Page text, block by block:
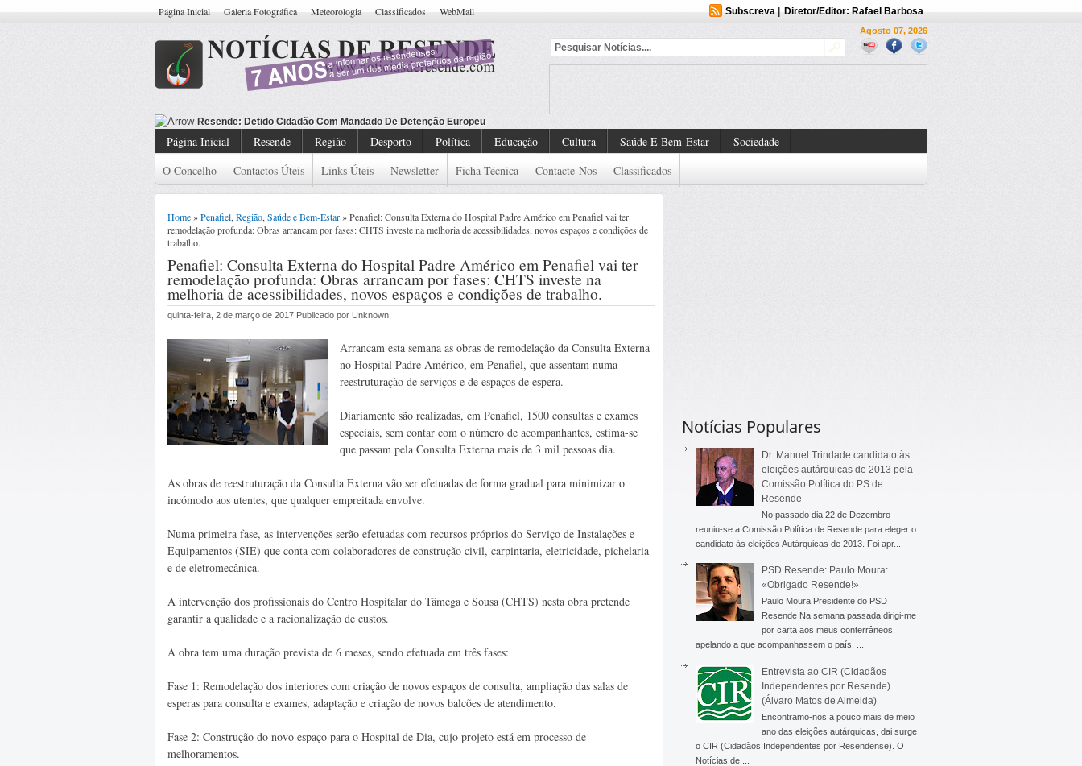
Página Inicial Galeria Fotográfica Meteorologia Classificados WebMail Subscreva| Diretor/Editor: Rafael Barbosa
Agosto 07, 2026
Resende: Casal
Página Inicial Resende Região Desporto Política Educação Cultura Saúde E Bem-Estar
Sociedade
O Concelho
Contactos Úteis Links Úteis Newsletter Ficha Técnica Contacte-Nos Classificados
Home»Penafiel Região Saúde e Bem-Estar» Penafiel: Consulta Externa do Hospital Padre Américo em Penafiel vai ter
remodelação profunda: Obras arrancam por fases: CHTS investe na melhoria de acessibilidades, novos espaços e condições de
trabalho.
Penafiel: Consulta Externa do Hospital Padre Américo em Penafiel vai ter
remodelação profunda: Obras arrancam por fases: CHTS investe na
melhoria de acessibilidades, novos espaços e condições de trabalho.
quinta-feira, 2 de março de 2017 Publicado por Unknown
Arrancam esta semana as obras de remodelação da Consulta Externa
no Hospital Padre Américo, em Penafiel, que assentam numa
reestruturação de serviços e de espaços de espera.
Diariamente são realizadas, em Penafiel, 1500 consultas e exames
especiais, sem contar com o número de acompanhantes, estima-se
que passam pela Consulta Externa mais de 3 mil pessoas dia.
As obras de reestruturação da Consulta Externa vão ser efetuadas de forma gradual para minimizar o
incómodo aos utentes, que qualquer empreitada envolve.
Numa primeira fase, as intervenções serão efetuadas com recursos próprios do Serviço de Instalações e
Equipamentos (SIE) que conta com colaboradores de construção civil, carpintaria, eletricidade, pichelaria
e de eletromecânica.
A intervenção dos profissionais do Centro Hospitalar do Tâmega e Sousa (CHTS) nesta obra pretende
garantir a qualidade e a racionalização de custos.
A obra tem uma duração prevista de 6 meses, sendo efetuada em três fases:
Fase 1: Remodelação dos interiores com criação de novos espaços de consulta, ampliação das salas de
esperas para consulta e exames, adaptação e criação de novos balcões de atendimento.
Fase 2: Construção do novo espaço para o Hospital de Dia, cujo projeto está em processo de
melhoramentos.
Notícias Populares
Dr. Manuel Trindade candidato às
eleições autárquicas de 2013 pela
Comissão Política do PS de
Resende
No passado dia 22 de Dezembro
reuniu-se a Comissão Política de Resende para eleger o
candidato às eleições Autárquicas de 2013. Foi apr...
PSD Resende: Paulo Moura:
«Obrigado Resende!»
Paulo Moura Presidente do PSD
Resende Na semana passada dirigi-me
por carta aos meus conterrâneos,
apelando a que acompanhassem o país, ...
Entrevista ao CIR (Cidadãos
Independentes por Resende)
(Álvaro Matos de Almeida)
Encontramo-nos a pouco mais de meio
ano das eleições autárquicas, dai surge
o CIR (Cidadãos Independentes por Resendense). O
Notícias de ...